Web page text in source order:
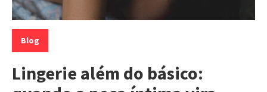
Categorias:
Blog
Lingerie além do básico: